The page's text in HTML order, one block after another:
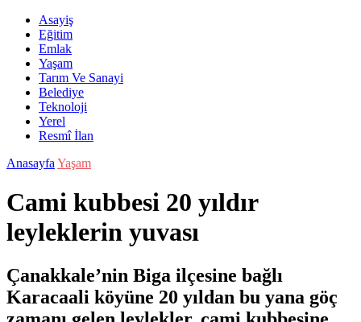
Asayiş
Eğitim
Emlak
Yaşam
Tarım Ve Sanayi
Belediye
Teknoloji
Yerel
Resmî İlan
Anasayfa Yaşam
Cami kubbesi 20 yıldır
leyleklerin yuvası
Çanakkale’nin Biga ilçesine bağlı
Karacaali köyüne 20 yıldan bu yana göç